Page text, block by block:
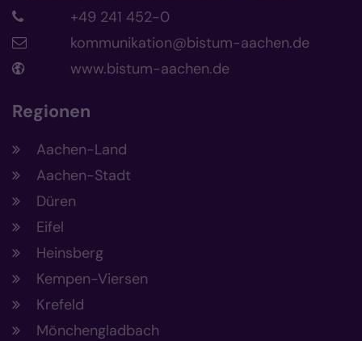
+49 241 452-0
kommunikation@bistum-aachen.de
www.bistum-aachen.de
Regionen
Aachen-Land
Aachen-Stadt
Düren
Eifel
Heinsberg
Kempen-Viersen
Krefeld
Mönchengladbach